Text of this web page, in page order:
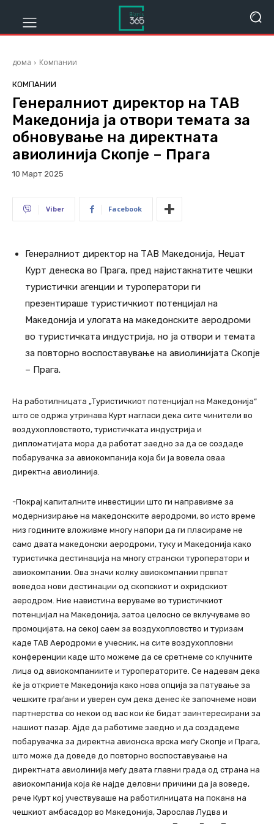
дома Компании
КОМПАНИИ
Генералниот директор на ТАВ
Македонија ја отвори темата за
обновување на директната
авиолинија Скопје – Прага
10 Март 2025
Viber Facebook
Генералниот директор на ТАВ Македонија, Неџат
Курт денеска во Прага, пред најистакнатите чешки
туристички агенции и туроператори ги
презентираше туристичкиот потенцијал на
Македонија и улогата на македонските аеродроми
во туристичката индустрија, но ја отвори и темата
за повторно воспоставување на авиолинијата Скопје
– Прага.
На работилницата „Туристичкиот потенцијал на Македонија“
што се одржа утринава Курт нагласи дека сите чинители во
воздухопловството, туристичката индустрија и
дипломатијата мора да работат заедно за да се создаде
побарувачка за авиокомпанија која би ја вовела оваа
директна авиолинија.
-Покрај капиталните инвестиции што ги направивме за
модернизирање на македонските аеродроми, во исто време
низ годините вложивме многу напори да ги пласираме не
само двата македонски аеродроми, туку и Македонија како
туристичка дестинација на многу странски туроператори и
авиокомпании. Ова значи колку авиокомпании првпат
воведоа нови дестинации од скопскиот и охридскиот
аеродром. Ние навистина веруваме во туристичкиот
потенцијал на Македонија, затоа целосно се вклучуваме во
промоцијата, на секој саем за воздухопловство и туризам
каде ТАВ Аеродроми е учесник, на сите воздухопловни
конференции каде што можеме да се сретнеме со клучните
лица од авиокомпаниите и туроператорите. Се надевам дека
ќе ја откриете Македонија како нова опција за патување за
чешките граѓани и уверен сум дека денес ќе започнеме нови
партнерства со некои од вас кои ќе бидат заинтересирани за
нашиот пазар. Ајде да работиме заедно и да создадеме
побарувачка за директна авионска врска меѓу Скопје и Прага,
што може да доведе до повторно воспоставување на
директната авиолинија меѓу двата главни града од страна на
авиокомпанија која ќе најде деловни причини да ја воведе,
рече Курт кој учествуваше на работилницата на покана на
чешкиот амбасадор во Македонија, Јарослав Лудва и